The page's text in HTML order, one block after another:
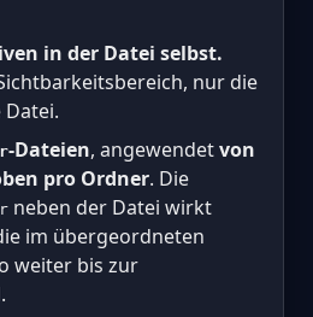
in der Datei selbst.
nur die
-Dateien, angewendetvon
pro Ordner. Die
neben der Datei wirkt
im übergeordneten
weiter bis zur